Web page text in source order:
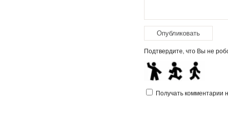
Подтвердите, что Вы не
Получать комментарии